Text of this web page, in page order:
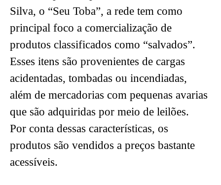
Silva, o “Seu Toba”, a rede tem como
principal foco a comercialização de
produtos classificados como “salvados”.
Esses itens são provenientes de cargas
acidentadas, tombadas ou incendiadas,
além de mercadorias com pequenas avarias
que são adquiridas por meio de leilões.
Por conta dessas características, os
produtos são vendidos a preços bastante
acessíveis.